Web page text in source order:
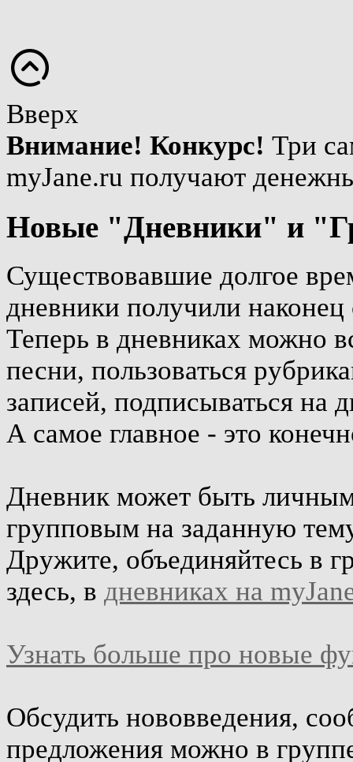
Вверх
Внимание! Конкурс! Три
myJane.ru получают
Новые "Дневники" и
Существовавшие долгое
дневники получили наконец
Теперь в дневниках можно
песни, пользоваться
записей, подписываться на
А самое главное - это
Дневник может быть
групповым на заданную
Дружите, объединяйтесь в
здесь, в дневниках на
Узнать больше про новые
Обсудить нововведения,
предложения можно в